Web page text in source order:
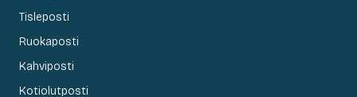
Tisleposti
Ruokaposti
Kahviposti
Kotiolutposti